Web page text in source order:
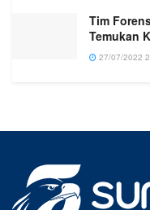
Tim
Temukan
27/07/2022